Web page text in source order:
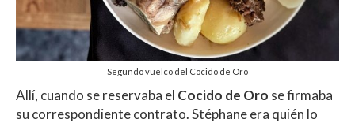
Segundo vuelco del Cocido de Oro
Allí, cuando se reservaba el Cocido de Oro se firmaba
su correspondiente contrato. Stéphane era quién lo